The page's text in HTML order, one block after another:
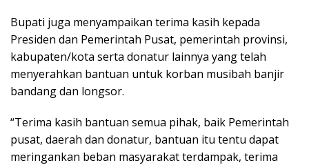
Bupati juga menyampaikan terima kasih kepada
Presiden dan Pemerintah Pusat, pemerintah provinsi,
kabupaten/kota serta donatur lainnya yang telah
menyerahkan bantuan untuk korban musibah banjir
bandang dan longsor.
“Terima kasih bantuan semua pihak, baik Pemerintah
pusat, daerah dan donatur, bantuan itu tentu dapat
meringankan beban masyarakat terdampak, terima